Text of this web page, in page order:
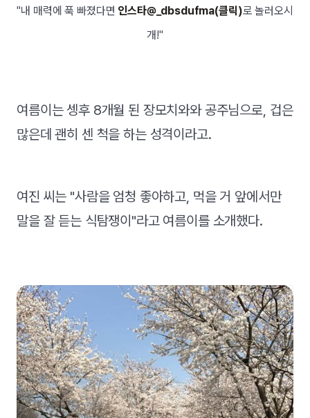
"내 매력에 푹 빠졌다면 인스타@_dbsdufma(클릭)로 놀러오시
개!"
여름이는 셍후 8개월 된 장모치와와 공주님으로, 겁은
많은데 괜히 센 척을 하는 성격이라고.
여진 씨는 "사람을 엄청 좋아하고, 먹을 거 앞에서만
말을 잘 듣는 식탐쟁이"라고 여름이를 소개했다.